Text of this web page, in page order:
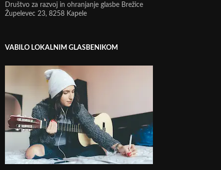
Društvo za razvoj in ohranjanje glasbe Brežice
Župelevec 23, 8258 Kapele
VABILO LOKALNIM GLASBENIKOM